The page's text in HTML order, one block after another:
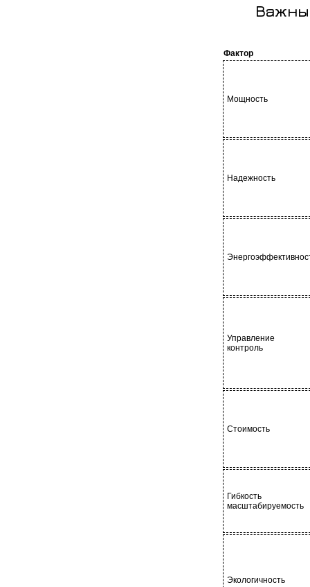
Фактор
Мощность
Надежность
Управление
контроль
Стоимость
Гибкость
масштабируемость
Экологичность